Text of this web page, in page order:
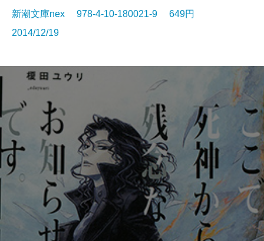
新潮文庫nex 978-4-10-180021-9 649円
2014/12/19